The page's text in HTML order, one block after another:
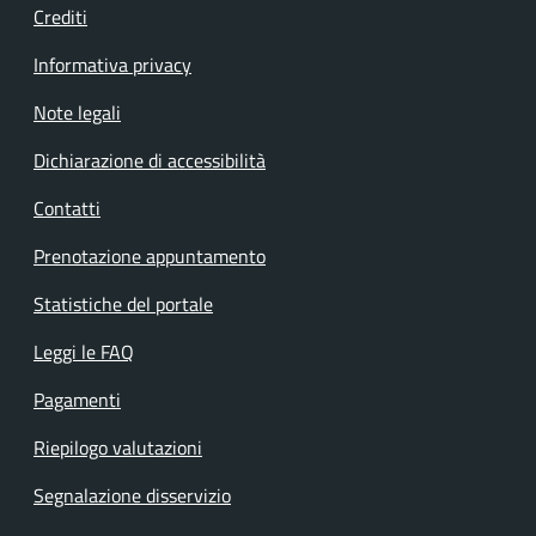
Crediti
Informativa privacy
Note legali
Dichiarazione di accessibilità
Contatti
Prenotazione appuntamento
Statistiche del portale
Leggi le FAQ
Pagamenti
Riepilogo valutazioni
Segnalazione disservizio